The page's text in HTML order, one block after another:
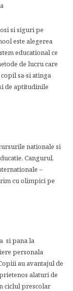
si siguri pe
este alegerea
educational ce
de lucru care
sa-si atinga
de aptitudinile
nationale si
Cangurul,
–
cu olimpici pe
si pana la
personala
au avantajul de
alaturi de
ciclul prescolar